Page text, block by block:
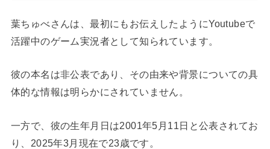
葉ちゅべさんは、最初にもお伝えしたようにYoutubeで
活躍中のゲーム実況者として知られています。
彼の本名は非公表であり、その由来や背景についての具
体的な情報は明らかにされていません。
一方で、彼の生年月日は2001年5月11日と公表されてお
り、2025年3月現在で23歳です。